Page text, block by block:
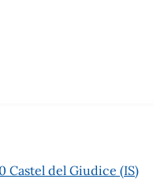
Castel del Giudice (IS)